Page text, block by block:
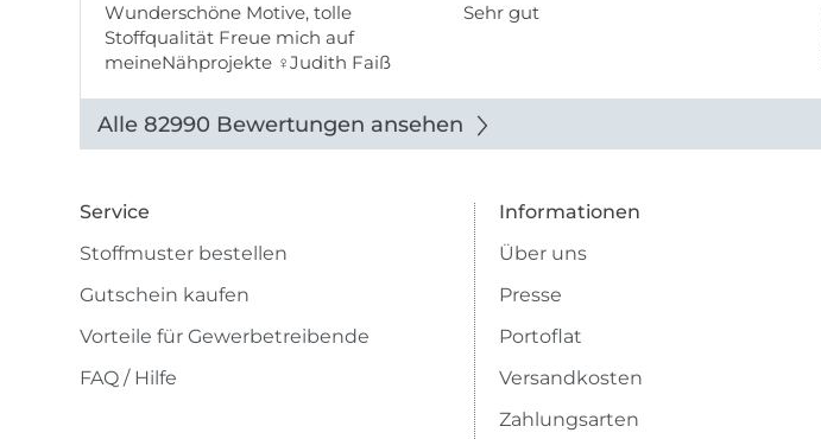
Wunderschöne Motive, tolle
Stoffqualität Freue mich auf
meineNähprojekte ♀Judith Faiß
Sehr gut
Alle 82990 Bewertungen ansehen
Service
Stoffmuster bestellen
Gutschein kaufen
Vorteile für Gewerbetreibende
FAQ / Hilfe
Informationen
Über uns
Presse
Portoflat
Versandkosten
Zahlungsarten